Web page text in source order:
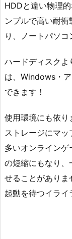
HDDと違い物理
ンプルで高い耐
り、ノートパソコ
ハードディスクよ
は、Windows・
できます！
使用環境にも依り
ストレージにマ
多いオンライン
の短縮にもなり、
せることがありま
起動を待つイライ